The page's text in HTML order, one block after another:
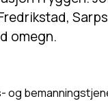
omegn.
og